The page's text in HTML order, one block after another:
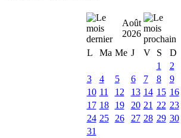
Août
2026
L
Ma Me J V S
D
1
2
3
4 5 6 7 8
9
10 11 12 13 14 15 16
17 18 19 20 21 22 23
24 25 26 27 28 29 30
31